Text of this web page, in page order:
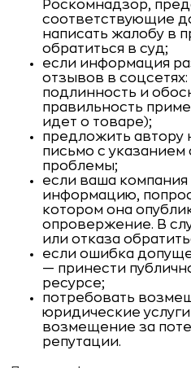
Роскомнадзор,
соответствующие
написать жалобу в
обратиться в суд;
если информация
отзывов в
подлинность и
правильность
идет о товаре);
предложить автору
письмо с указанием
проблемы;
если ваша
информацию,
котором она
опровержение. В
или отказа
если ошибка
— принести
ресурсе;
потребовать
юридические
возмещение за
репутации.